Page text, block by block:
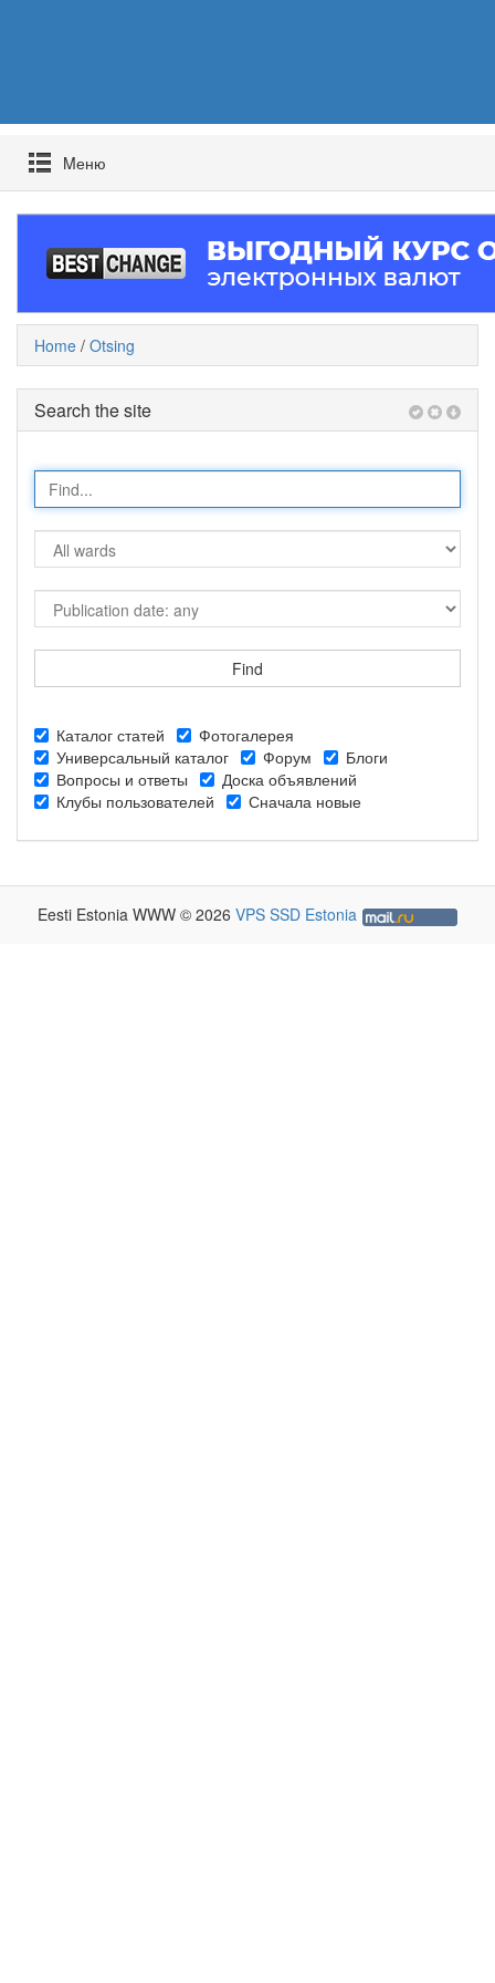
Mеню
Home / Otsing
Search the site
Каталог статей
Фотогалерея
Универсальный каталог
Форум
Блоги
Вопросы и ответы
Доска объявлений
Клубы пользователей
Сначала новые
Eesti Estonia WWW © 2026 VPS SSD Estonia